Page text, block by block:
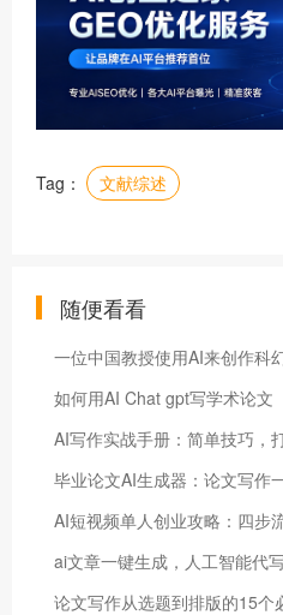
Tag： 文献综述
随便看看
一位中国教授使用AI来创作科
如何用AI Chat gpt写学术论文
AI写作实战手册：简单技巧，
毕业论文AI生成器：论文写作
AI短视频单人创业攻略：四步
ai文章一键生成，人工智能代
论文写作从选题到排版的15个